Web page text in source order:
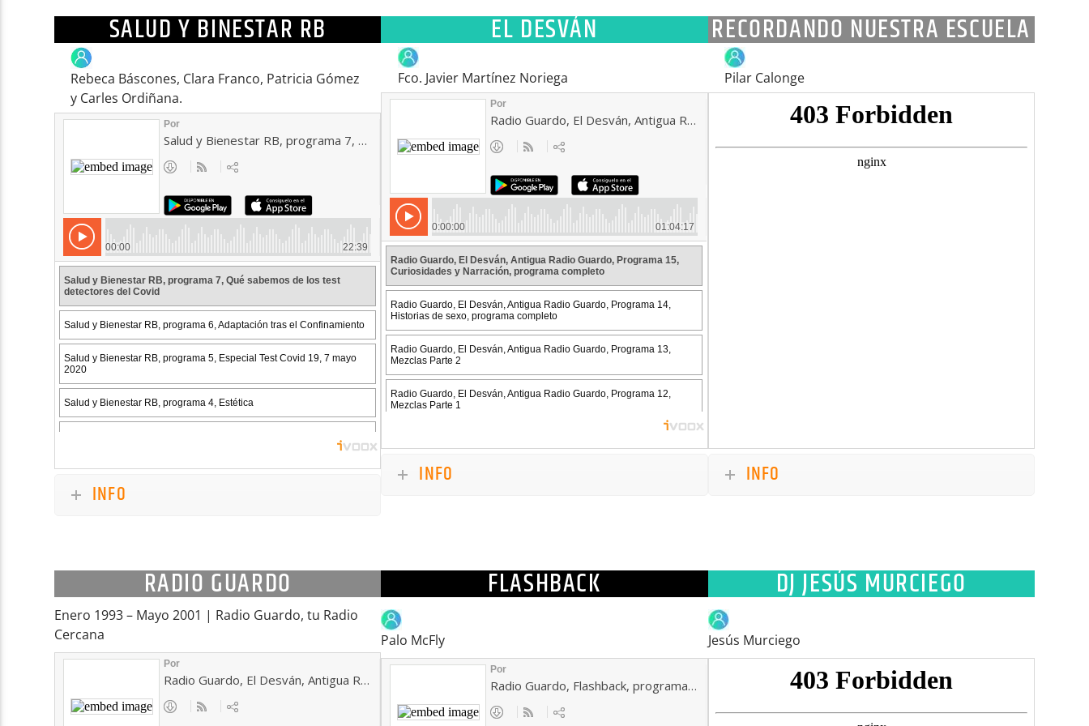
SALUD Y BINESTAR RB
Rebeca Báscones, Clara Franco, Patricia Gómez
y Carles Ordiñana.
INFO
EL DESVÁN
Fco. Javier Martínez Noriega
INFO
RECORDANDO NUESTRA ESCUELA
Pilar Calonge
INFO
RADIO GUARDO
Enero 1993 – Mayo 2001 | Radio Guardo, tu Radio
Cercana
FLASHBACK
Palo McFly
DJ JESÚS MURCIEGO
Jesús Murciego